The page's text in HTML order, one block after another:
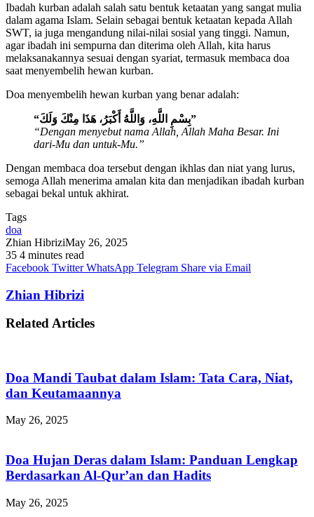
Ibadah kurban adalah salah satu bentuk ketaatan yang sangat mulia
dalam agama Islam. Selain sebagai bentuk ketaatan kepada Allah
SWT, ia juga mengandung nilai-nilai sosial yang tinggi. Namun,
agar ibadah ini sempurna dan diterima oleh Allah, kita harus
melaksanakannya sesuai dengan syariat, termasuk membaca doa
saat menyembelih hewan kurban.
Doa menyembelih hewan kurban yang benar adalah:
“بِسْمِ اللَّهِ، وَاللَّهُ أَكْبَرُ، هَذَا مِنْكَ وَلَكَ”
“Dengan menyebut nama Allah, Allah Maha Besar. Ini
dari-Mu dan untuk-Mu.”
Dengan membaca doa tersebut dengan ikhlas dan niat yang lurus,
semoga Allah menerima amalan kita dan menjadikan ibadah kurban
sebagai bekal untuk akhirat.
Tags
doa
Zhian HibriziMay 26, 2025
35 4 minutes read
Facebook Twitter WhatsApp Telegram Share via Email
Zhian Hibrizi
Related Articles
Doa Mandi Taubat dalam Islam: Tata Cara, Niat,
dan Keutamaannya
May 26, 2025
Doa Hujan Deras dalam Islam: Panduan Lengkap
Berdasarkan Al-Qur’an dan Hadits
May 26, 2025